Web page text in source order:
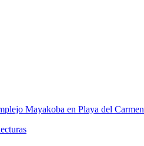
Mayakoba en Playa del Carmen